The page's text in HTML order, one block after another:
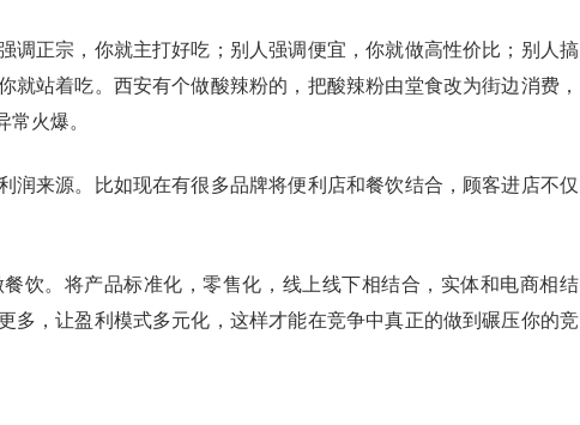
调正宗，你就主打好吃；别人强调便宜，你就做高性价比；别人搞
站着吃。西安有个做酸辣粉的，把酸辣粉由堂食改为街边消费，
火爆。
润来源。比如现在有很多品牌将便利店和餐饮结合，顾客进店不仅
饮。将产品标准化，零售化，线上线下相结合，实体和电商相结
多，让盈利模式多元化，这样才能在竞争中真正的做到碾压你的竞